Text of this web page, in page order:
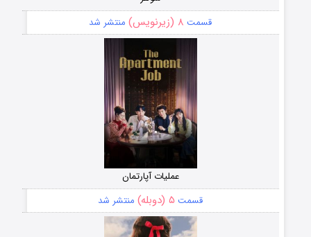
قسمت ۸ (زیرنویس) منتشر شد
عملیات آپارتمان
قسمت ۵ (دوبله) منتشر شد